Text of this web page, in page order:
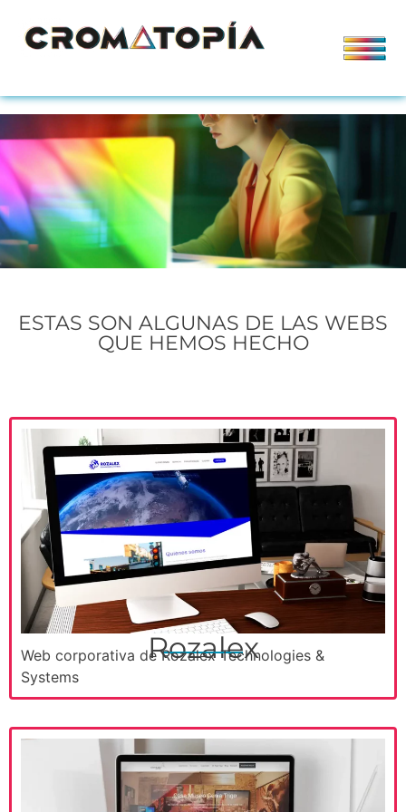
ESTAS SON ALGUNAS DE LAS WEBS
QUE HEMOS HECHO
Rozalex
Web corporativa de Rozalex Technologies &
Systems